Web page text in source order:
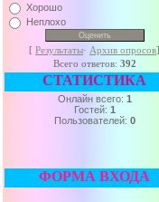
Хорошо
Неплохо
[ Результаты· Архив опросов]
Всего ответов: 392
СТАТИСТИКА
Онлайн всего: 1
Гостей: 1
Пользователей: 0
ФОРМА ВХОДА